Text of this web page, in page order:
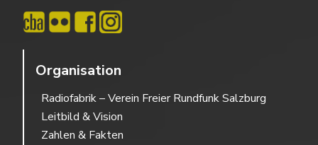
Organisation
Radiofabrik – Verein Freier Rundfunk Salzburg
Leitbild & Vision
Zahlen & Fakten